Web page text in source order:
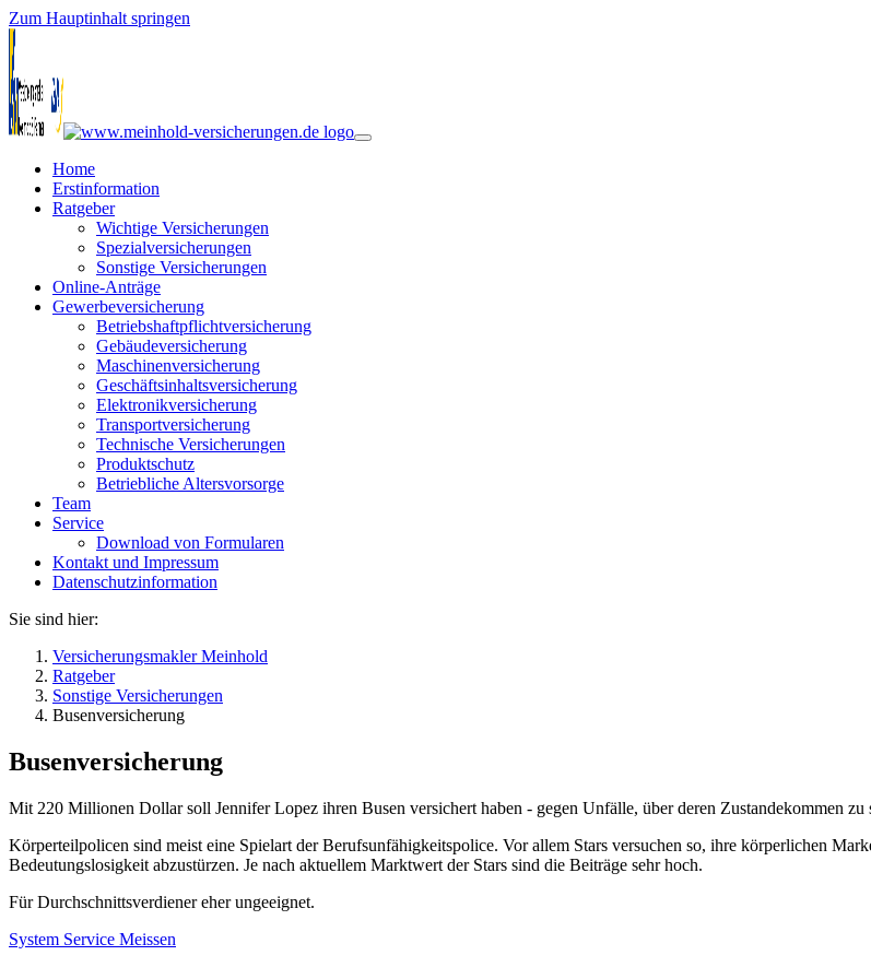
Zum Hauptinhalt springen
Home
Erstinformation
Ratgeber
Wichtige Versicherungen
Spezialversicherungen
Sonstige Versicherungen
Online-Anträge
Gewerbeversicherung
Betriebshaftpflichtversicherung
Gebäudeversicherung
Maschinenversicherung
Geschäftsinhaltsversicherung
Elektronikversicherung
Transportversicherung
Technische Versicherungen
Produktschutz
Betriebliche Altersvorsorge
Team
Service
Download von Formularen
Kontakt und Impressum
Datenschutzinformation
Sie sind hier:
Versicherungsmakler Meinhold
Ratgeber
Sonstige Versicherungen
Busenversicherung
Busenversicherung
Mit 220 Millionen Dollar soll Jennifer Lopez ihren Busen versichert haben - gegen Unfälle, über deren Zustandekommen zu
Körperteilpolicen sind meist eine Spielart der Berufsunfähigkeitspolice. Vor allem Stars versuchen so, ihre körperlichen
Bedeutungslosigkeit abzustürzen. Je nach aktuellem Marktwert der Stars sind die Beiträge sehr hoch.
Für Durchschnittsverdiener eher ungeeignet.
System Service Meissen